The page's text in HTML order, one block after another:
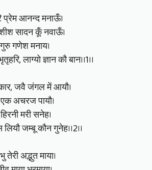
आनन्द मनाऊँ।
सादन कूँ नवाऊँ।
गणेश मनाय।
लाग्यो ज्ञान कौ बान।।1।।
जवै जंगल में आयौ।
एक अचरज पायौ।
मरी सनेह।
जम्बू कौन गुनेह।।2।।
अद्भुत माया।